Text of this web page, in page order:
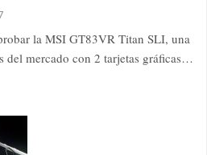
la MSI GT83VR Titan SLI, una
del mercado con 2 tarjetas gráficas…